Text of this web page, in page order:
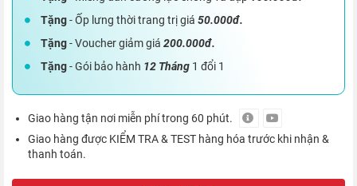
Tặng- Ốp lưng thời trang trị giá 50.000đ.
Tặng- Voucher giảm giá 200.000đ.
Tặng- Gói bảo hành 12 Tháng 1 đổi 1
Giao hàng tận nơi miễn phí trong 60 phút.
Giao hàng được KIỂM TRA & TEST hàng hóa trước khi nhận &
thanh toán.